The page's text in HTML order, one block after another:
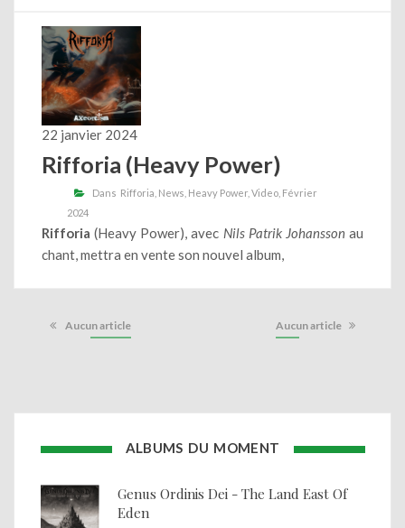
22 janvier 2024
Rifforia (Heavy Power)
Dans Rifforia News Heavy Power Video Février
2024
Rifforia (Heavy Power), avec Nils Patrik Johanssonau
chant, mettra en vente son nouvel album,
Aucun article Aucun article
ALBUMS DU MOMENT
Genus Ordinis Dei - The Land East Of
Eden